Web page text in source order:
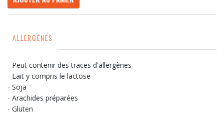
ALLERGÈNES
- Peut contenir des traces d'allergènes
- Lait y compris le lactose
- Soja
- Arachides préparées
- Gluten